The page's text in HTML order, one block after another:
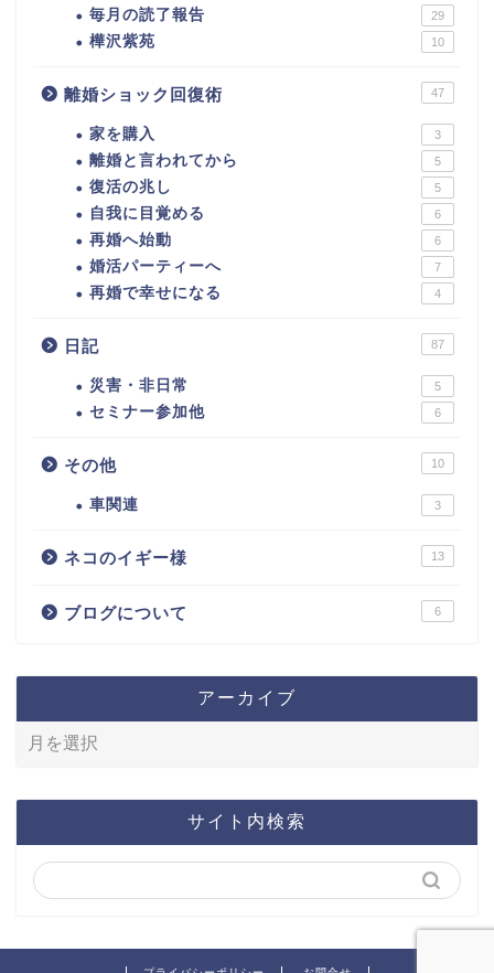
毎月の読了報告 29
樺沢紫苑 10
離婚ショック回復術 47
家を購入 3
離婚と言われてから 5
復活の兆し 5
自我に目覚める 6
再婚へ始動 6
婚活パーティーへ 7
再婚で幸せになる 4
日記 87
災害・非日常 5
セミナー参加他 6
その他 10
車関連 3
ネコのイギー様 13
ブログについて 6
アーカイブ
サイト内検索